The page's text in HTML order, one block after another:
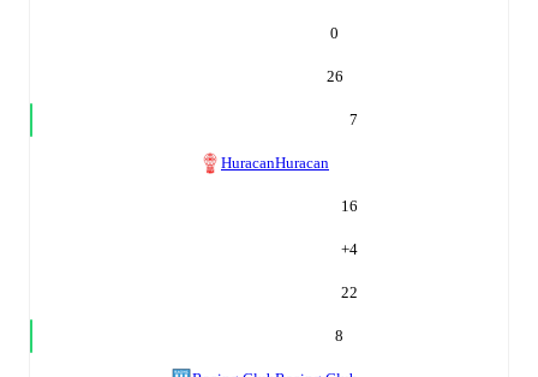
0
26
7
HuracanHuracan
16
+4
22
8